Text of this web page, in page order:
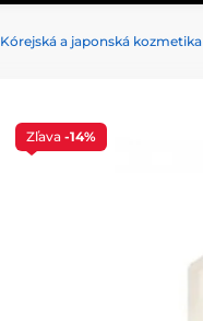
Kórejská a japonská kozmetika
Zľava -14%